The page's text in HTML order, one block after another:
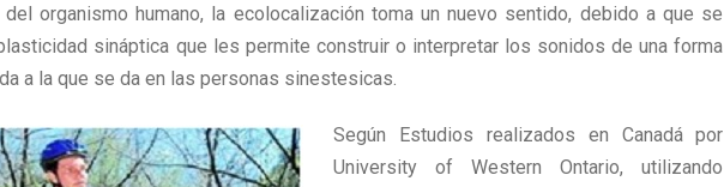
organismo humano, la ecolocalización toma un nuevo sentido, debido a que se
sináptica que les permite construir o interpretar los sonidos de una forma
a la que se da en las personas sinestesicas.
Según Estudios realizados en Canadá por
University of Western Ontario, utilizando